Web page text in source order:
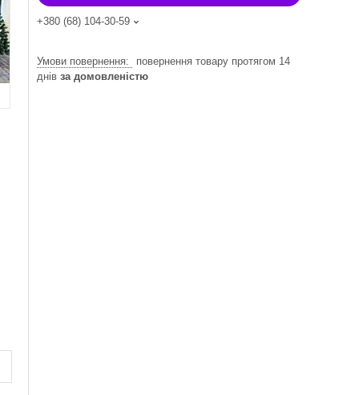
+380 (68) 104-30-59
повернення товару протягом 14
днів за домовленістю